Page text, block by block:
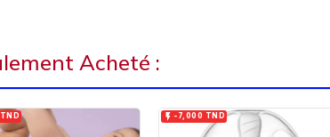
Acheté :
 -7,000 TND